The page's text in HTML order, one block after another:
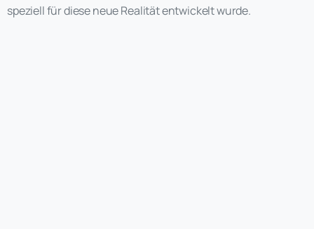
speziell für diese neue Realität entwickelt wurde.